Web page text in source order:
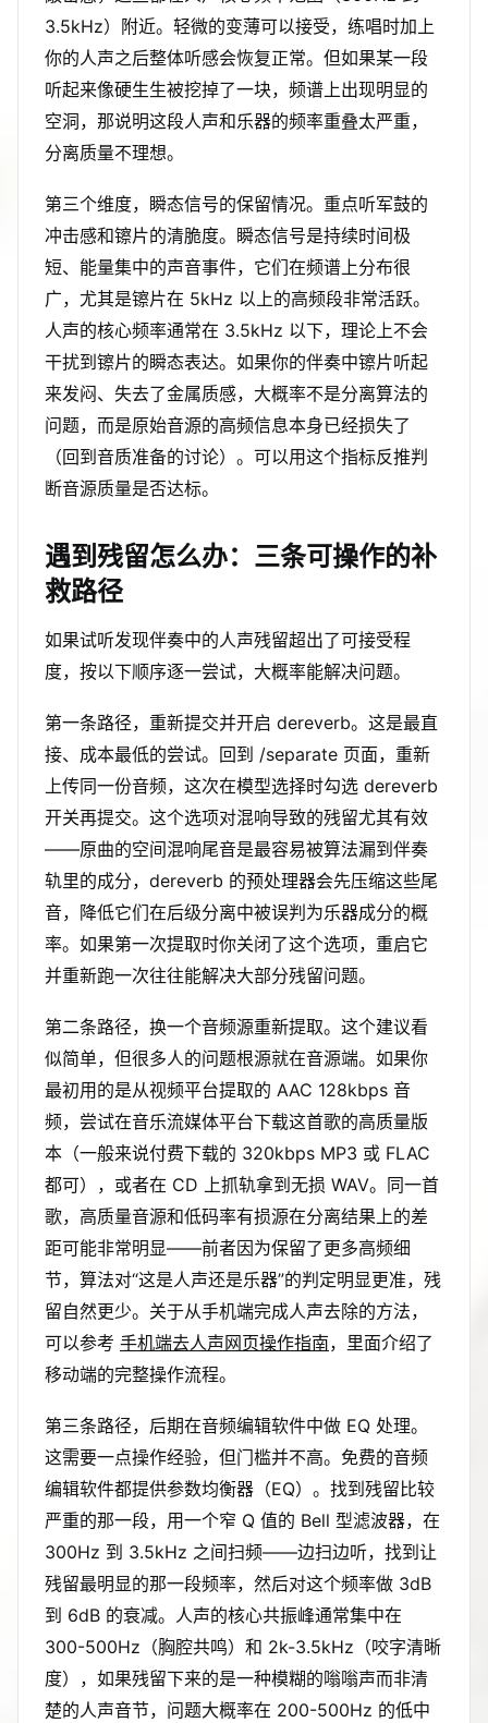
3.5kHz）附近。轻微的变薄可以接受，练唱时加上
你的人声之后整体听感会恢复正常。但如果某一段
听起来像硬生生被挖掉了一块，频谱上出现明显的
空洞，那说明这段人声和乐器的频率重叠太严重，
分离质量不理想。
第三个维度，瞬态信号的保留情况。重点听军鼓的
冲击感和镲片的清脆度。瞬态信号是持续时间极
短、能量集中的声音事件，它们在频谱上分布很
广，尤其是镲片在 5kHz 以上的高频段非常活跃。
人声的核心频率通常在 3.5kHz 以下，理论上不会
干扰到镲片的瞬态表达。如果你的伴奏中镲片听起
来发闷、失去了金属质感，大概率不是分离算法的
问题，而是原始音源的高频信息本身已经损失了
（回到音质准备的讨论）。可以用这个指标反推判
断音源质量是否达标。
遇到残留怎么办：三条可操作的补
救路径
如果试听发现伴奏中的人声残留超出了可接受程
度，按以下顺序逐一尝试，大概率能解决问题。
第一条路径，重新提交并开启 dereverb。这是最直
接、成本最低的尝试。回到 /separate 页面，重新
上传同一份音频，这次在模型选择时勾选 dereverb
开关再提交。这个选项对混响导致的残留尤其有效
——原曲的空间混响尾音是最容易被算法漏到伴奏
轨里的成分，dereverb 的预处理器会先压缩这些尾
音，降低它们在后级分离中被误判为乐器成分的概
率。如果第一次提取时你关闭了这个选项，重启它
并重新跑一次往往能解决大部分残留问题。
第二条路径，换一个音频源重新提取。这个建议看
似简单，但很多人的问题根源就在音源端。如果你
最初用的是从视频平台提取的 AAC 128kbps 音
频，尝试在音乐流媒体平台下载这首歌的高质量版
本（一般来说付费下载的 320kbps MP3 或 FLAC
都可），或者在 CD 上抓轨拿到无损 WAV。同一首
歌，高质量音源和低码率有损源在分离结果上的差
距可能非常明显——前者因为保留了更多高频细
节，算法对“这是人声还是乐器”的判定明显更准，残
留自然更少。关于从手机端完成人声去除的方法，
可以参考 手机端去人声网页操作指南，里面介绍了
移动端的完整操作流程。
第三条路径，后期在音频编辑软件中做 EQ 处理。
这需要一点操作经验，但门槛并不高。免费的音频
编辑软件都提供参数均衡器（EQ）。找到残留比较
严重的那一段，用一个窄 Q 值的 Bell 型滤波器，在
300Hz 到 3.5kHz 之间扫频——边扫边听，找到让
残留最明显的那一段频率，然后对这个频率做 3dB
到 6dB 的衰减。人声的核心共振峰通常集中在
300-500Hz（胸腔共鸣）和 2k-3.5kHz（咬字清晰
度），如果残留下来的是一种模糊的嗡嗡声而非清
楚的人声音节，问题大概率在 200-500Hz 的低中